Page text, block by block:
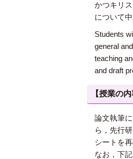
かつキリ
について
Students
general
teaching
and draft
【授業の
論文執筆
ら，先行
シートを
なお，下